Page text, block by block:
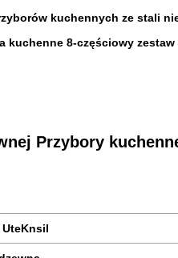
kuchennych ze stali
kuchenne 8-częściowy zestaw
Przybory